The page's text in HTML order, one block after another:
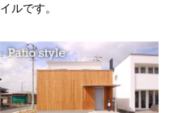
イルです。